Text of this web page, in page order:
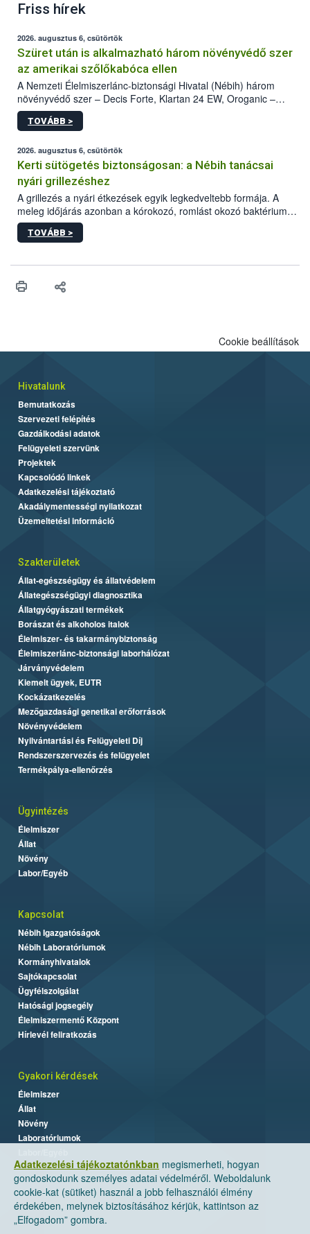
Friss hírek
2026. augusztus 6, csütörtök
Szüret után is alkalmazható három növényvédő szer
az amerikai szőlőkabóca ellen
A Nemzeti Élelmiszerlánc-biztonsági Hivatal (Nébih) három
növényvédő szer – Decis Forte, Klartan 24 EW, Oroganic –
engedélyokiratát módosította, így azok a szüretet követően,
egészen a vesszőérettség (BBCH 91) stádiumáig
érésű szőlőkben is legyen lehetőség a károsító elleni további
védekezésre. Az Oroganic készítmény kis kiszerelésben kiskerti
felhasználók számára is elérhető és ökológiai termesztésben is
engedélyezett.
TOVÁBB >
2026. augusztus 6, csütörtök
Kerti sütögetés biztonságosan: a Nébih tanácsai
nyári grillezéshez
A grillezés a nyári étkezések egyik legkedveltebb formája. A
meleg időjárás azonban a kórokozó, romlást okozó baktériumok
gyorsabb szaporodásának is kedvez. A szabadtéri sütögetés
ezért nem csupán a megfelelő sütési technikáról szól: legalább
higiéniai szabályok betartása, a megfelelő hőkezelés, valamint a
biztonsági Hivatal (Nébih) Oktatási Programja összegyűjtötte a
TOVÁBB >
Adatkezelési tájékoztatónkban megismerheti, hogyan
gondoskodunk személyes adatai védelméről. Weboldalunk
cookie-kat (sütiket) használ a jobb felhasználói élmény
érdekében, melynek biztosításához kérjük, kattintson az
„Elfogadom” gombra.
Cookie beállítások
Hivatalunk
Bemutatkozás
Szervezeti felépítés
Gazdálkodási adatok
Felügyeleti szervünk
Projektek
Kapcsolódó linkek
Adatkezelési tájékoztató
Akadálymentességi nyilatkozat
Üzemeltetési információ
Szakterületek
Állat-egészségügy és állatvédelem
Állategészségügyi diagnosztika
Állatgyógyászati termékek
Borászat és alkoholos italok
Élelmiszer- és takarmánybiztonság
Élelmiszerlánc-biztonsági laborhálózat
Járványvédelem
Kiemelt ügyek, EUTR
Kockázatkezelés
Mezőgazdasági genetikai erőforrások
Növényvédelem
Nyilvántartási és Felügyeleti Díj
Rendszerszervezés és felügyelet
Termékpálya-ellenőrzés
Ügyintézés
Élelmiszer
Állat
Növény
Labor/Egyéb
Kapcsolat
Nébih Igazgatóságok
Nébih Laboratóriumok
Kormányhivatalok
Sajtókapcsolat
Ügyfélszolgálat
Hatósági jogsegély
Élelmiszermentő Központ
Hírlevél feliratkozás
Gyakori kérdések
Élelmiszer
Állat
Növény
Laboratóriumok